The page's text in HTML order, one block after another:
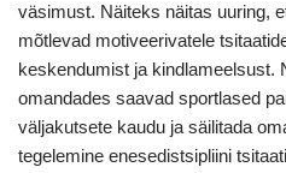
väsimust. Näiteks näitas uuring,
mõtlevad motiveerivatele
keskendumist ja kindlameelsust.
omandades saavad sportlased
väljakutsete kaudu ja säilitada
tegelemine enesedistsipliini